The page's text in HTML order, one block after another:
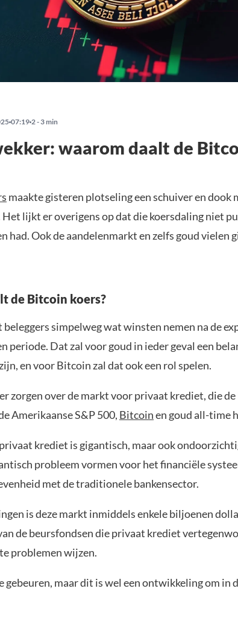
07:19 2 - 3 min
waarom daalt de
maakte gisteren plotseling een schuiver en dook
lijkt er overigens op dat die koersdaling niet
had. Ook de aandelenmarkt en zelfs goud vielen
de Bitcoin koers?
beleggers simpelweg wat winsten nemen na de
periode. Dat zal voor goud in ieder geval een
en voor Bitcoin zal dat ook een rol spelen.
zorgen over de markt voor privaat krediet, die
Amerikaanse S&P 500, Bitcoinen goud all-time
krediet is gigantisch, maar ook
probleem vormen voor het financiële
met de traditionele bankensector.
is deze markt inmiddels enkele biljoenen
de beursfondsen die privaat krediet
problemen wijzen.
maar dit is wel een ontwikkeling om in